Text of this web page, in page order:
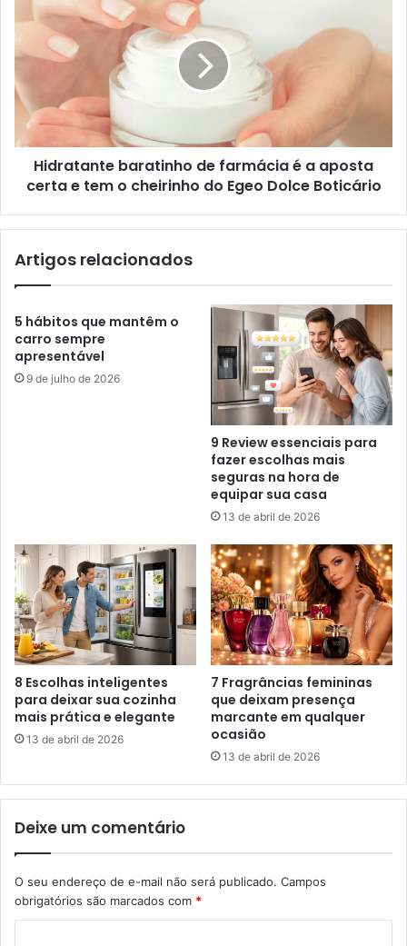
Hidratante baratinho de farmácia é a aposta
certa e tem o cheirinho do Egeo Dolce Boticário
Artigos relacionados
5 hábitos que mantêm o
carro sempre
apresentável
9 de julho de 2026
9 Review essenciais para
fazer escolhas mais
seguras na hora de
equipar sua casa
13 de abril de 2026
8 Escolhas inteligentes
para deixar sua cozinha
mais prática e elegante
13 de abril de 2026
7 Fragrâncias femininas
que deixam presença
marcante em qualquer
ocasião
13 de abril de 2026
Deixe um comentário
O seu endereço de e-mail não será publicado. Campos
obrigatórios são marcados com *